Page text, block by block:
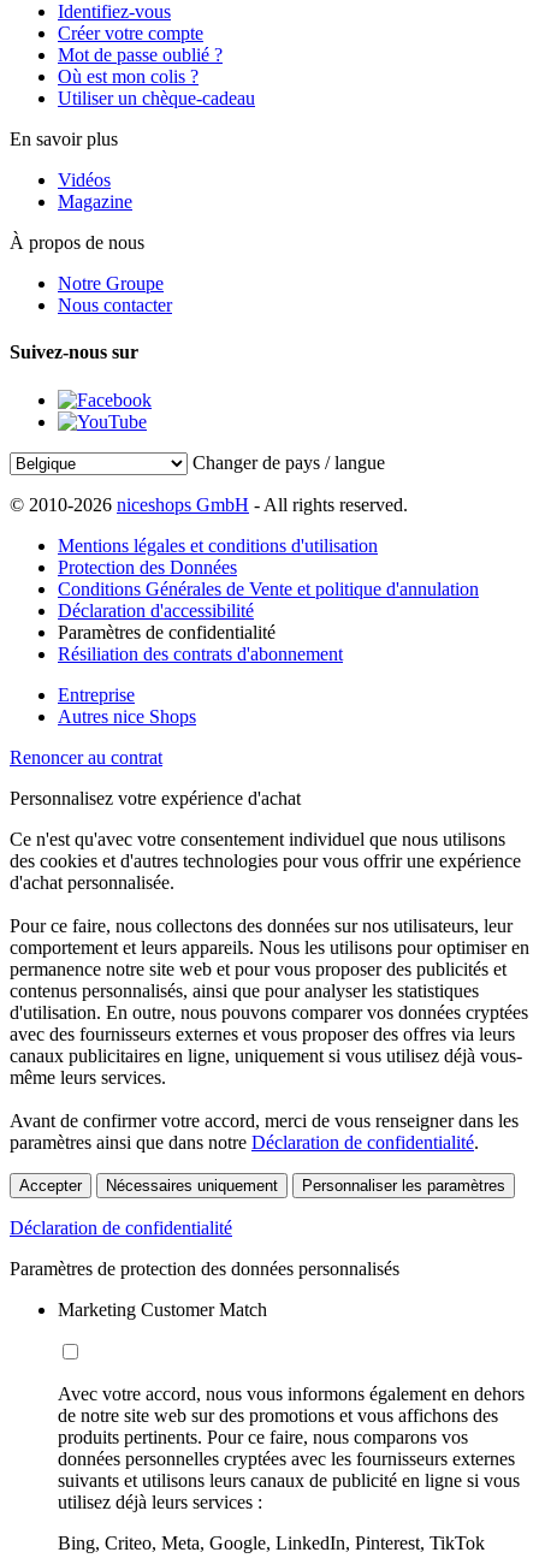
Identifiez-vous
Créer votre compte
Mot de passe oublié ?
Où est mon colis ?
Utiliser un chèque-cadeau
En savoir plus
Vidéos
Magazine
À propos de nous
Notre Groupe
Nous contacter
Suivez-nous sur
Changer de pays / langue
© 2010-2026 niceshops GmbH - All rights reserved.
Mentions légales et conditions d'utilisation
Protection des Données
Conditions Générales de Vente et politique d'annulation
Déclaration d'accessibilité
Paramètres de confidentialité
Résiliation des contrats d'abonnement
Entreprise
Autres nice Shops
Renoncer au contrat
Personnalisez votre expérience d'achat
Ce n'est qu'avec votre consentement individuel que nous utilisons
des cookies et d'autres technologies pour vous offrir une expérience
d'achat personnalisée.
Pour ce faire, nous collectons des données sur nos utilisateurs, leur
comportement et leurs appareils. Nous les utilisons pour optimiser en
permanence notre site web et pour vous proposer des publicités et
contenus personnalisés, ainsi que pour analyser les statistiques
d'utilisation. En outre, nous pouvons comparer vos données cryptées
avec des fournisseurs externes et vous proposer des offres via leurs
canaux publicitaires en ligne, uniquement si vous utilisez déjà vous-
même leurs services.
Avant de confirmer votre accord, merci de vous renseigner dans les
paramètres ainsi que dans notre Déclaration de confidentialité.
Accepter Nécessaires uniquement Personnaliser les paramètres
Déclaration de confidentialité
Paramètres de protection des données personnalisés
Marketing Customer Match
Avec votre accord, nous vous informons également en dehors
de notre site web sur des promotions et vous affichons des
produits pertinents. Pour ce faire, nous comparons vos
données personnelles cryptées avec les fournisseurs externes
suivants et utilisons leurs canaux de publicité en ligne si vous
utilisez déjà leurs services :
Bing, Criteo, Meta, Google, LinkedIn, Pinterest, TikTok